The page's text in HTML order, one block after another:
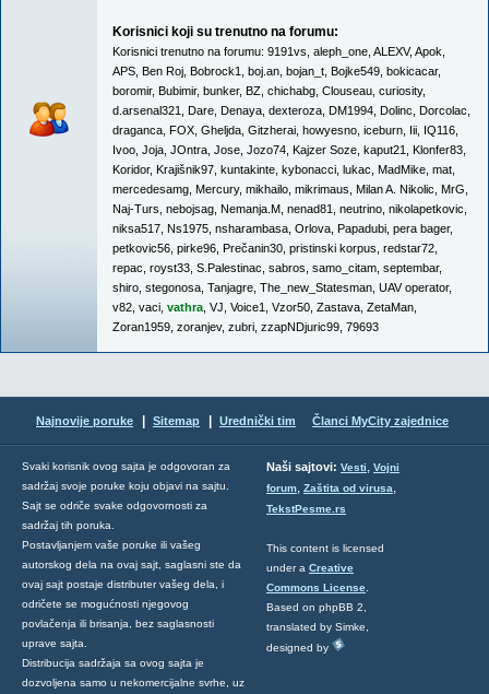
Korisnici koji su trenutno na forumu:
Korisnici trenutno na forumu: 9191vs aleph_one ALEXV, Apok
APS Ben Roj Bobrock1 boj.an bojan_t Bojke549 bokicacar,
boromir, Bubimir, bunker, BZ chichabg Clouseau curiosity,
d.arsenal321
Dare Denaya dexteroza DM1994 Dolinc Dorcolac
draganca FOX Gheljda Gitzherai howyesno iceburn Iii IQ116
Ivoo Joja JOntra Jose Jozo74 Kajzer Soze kaput21 Klonfer83
Koridor, Krajišnik97 kuntakinte kybonacci lukac MadMike mat
mercedesamg Mercury, mikhailo mikrimaus Milan A. Nikolic MrG
Naj-Turs nebojsag Nemanja.M nenad81 neutrino nikolapetkovic
niksa517 Ns1975 nsharambasa Orlova Papadubi pera bager,
petkovic56 pirke96 Prečanin30 pristinski korpus redstar72
repac royst33 S.Palestinac sabros samo_citam septembar,
shiro stegonosa Tanjagre The_new_Statesman UAV operator,
v82 vaci vathra VJ Voice1 Vzor50 Zastava ZetaMan
Zoran1959 zoranjev, zubri zzapNDjuric99 79693
Najnovije poruke Sitemap Urednički tim Članci MyCity zajednice
Svaki korisnik ovog sajta je odgovoran za
sadržaj svoje poruke koju objavi na sajtu.
Sajt se odriče svake odgovornosti za
sadržaj tih poruka.
Postavljanjem vaše poruke ili vašeg
autorskog dela na ovaj sajt, saglasni ste da
ovaj sajt postaje distributer vašeg dela, i
odričete se mogućnosti njegovog
povlačenja ili brisanja, bez saglasnosti
uprave sajta.
Distribucija sadržaja sa ovog sajta je
dozvoljena samo u nekomercijalne svrhe, uz
Naši sajtovi: Vesti, Vojni
forum, Zaštita od virusa,
TekstPesme.rs
This content is licensed
under a Creative
Commons License
Based on phpBB 2,
translated by Simke,
designed by